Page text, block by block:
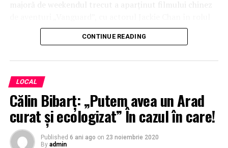
majoră de weekendul trecut a aparţinut filmului chinez
principal.
de dolari după 10 zile de proiecţii în America de
Nord.
Regizat de Christopher Landon şi avându-i în rolurile
principale pe actorii Vince Vaughn şi Kathryn Newton,
acest film, realizat cu un buget de producţie de doar 6
milioane de dolari, spune povestea unei adolescente de
CONTINUE READING
LOCAL
Călin Bibarț: „Putem avea un Arad
curat şi ecologizat” În cazul în care!
Published 6 ani ago on 23 noiembrie 2020
By admin